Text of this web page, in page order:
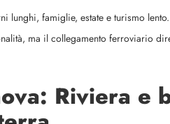
lunghi, famiglie, estate e turismo
ma il collegamento ferroviario
Riviera e